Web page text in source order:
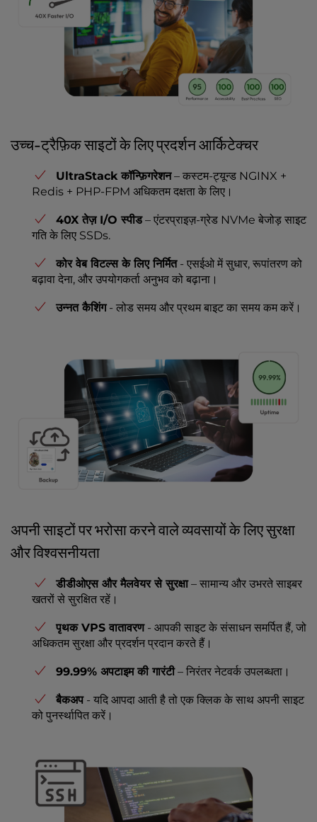
उच्च-ट्रैफ़िक साइटों के लिए प्रदर्शन आर्किटेक्चर
UltraStack कॉन्फ़िगरेशन– कस्टम-ट्यून्ड NGINX +
Redis + PHP-FPM अधिकतम दक्षता के लिए।
40X तेज़ I/O स्पीड– एंटरप्राइज़-ग्रेड NVMe बेजोड़ साइट
गति के लिए SSDs.
कोर वेब विटल्स के लिए निर्मित- एसईओ में सुधार, रूपांतरण को
बढ़ावा देना, और उपयोगकर्ता अनुभव को बढ़ाना।
उन्नत कैशिंग- लोड समय और प्रथम बाइट का समय कम करें।
अपनी साइटों पर भरोसा करने वाले व्यवसायों के लिए सुरक्षा
और विश्वसनीयता
डीडीओएस और मैलवेयर से सुरक्षा– सामान्य और उभरते साइबर
खतरों से सुरक्षित रहें।
पृथक VPS वातावरण- आपकी साइट के संसाधन समर्पित हैं, जो
अधिकतम सुरक्षा और प्रदर्शन प्रदान करते हैं।
99.99% अपटाइम की गारंटी– निरंतर नेटवर्क उपलब्धता।
बैकअप- यदि आपदा आती है तो एक क्लिक के साथ अपनी साइट
को पुनर्स्थापित करें।